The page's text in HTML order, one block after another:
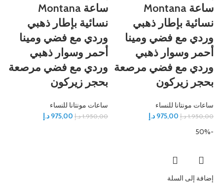
ساعة Montana
نسائية بإطار ذهبي
وردي مع فضي ومينا
أحمر وسوار ذهبي
وردي مع فضي مرصعة
بحجر زيركون
ساعات مونتانا للنساء
1.950,00 د.إ 975,00 د.إ
ساعة Montana
نسائية بإطار ذهبي
وردي مع فضي ومينا
أحمر وسوار ذهبي
وردي مع فضي مرصعة
بحجر زيركون
ساعات مونتانا للنساء
1.950,00 د.إ 975,00 د.إ
-50%
إضافة إلى السلة